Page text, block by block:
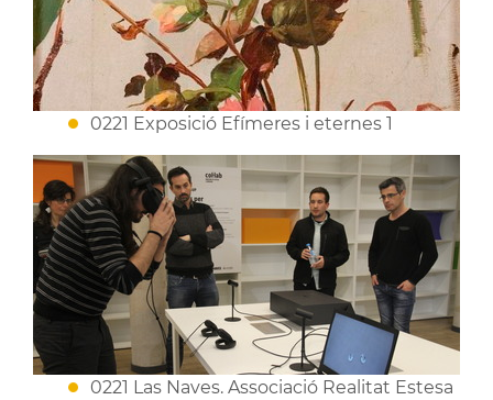
0221 Exposició Efímeres i eternes 1
0221 Las Naves. Associació Realitat Estesa